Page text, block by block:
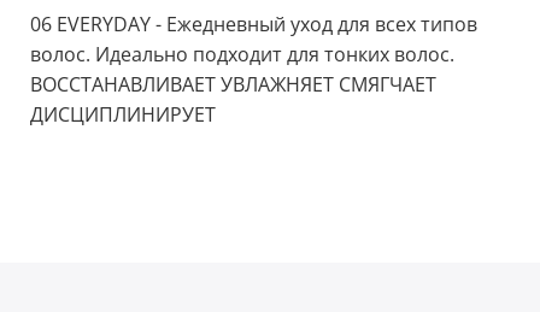
06 EVERYDAY - Ежедневный уход для всех типов
волос. Идеально подходит для тонких волос.
ВОССТАНАВЛИВАЕТ УВЛАЖНЯЕТ СМЯГЧАЕТ
ДИСЦИПЛИНИРУЕТ